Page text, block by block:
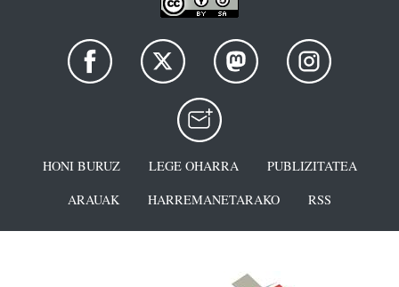
HONI BURUZ LEGE OHARRA
PUBLIZITATEA
ARAUAK
HARREMANETARAKO RSS